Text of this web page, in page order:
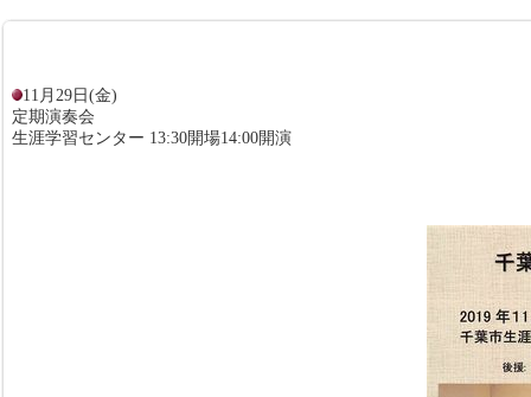
11月29日(金)
定期演奏会
生涯学習センター 13:30開場14:00開演